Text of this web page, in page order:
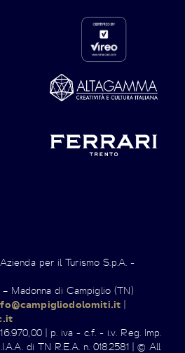
per il Turismo S.p.A. -
Madonna di Campiglio (TN)
|
| p. iva - c.f. - i.v. Reg. Imp.
di TN R.E.A. n. 0182581 | © All